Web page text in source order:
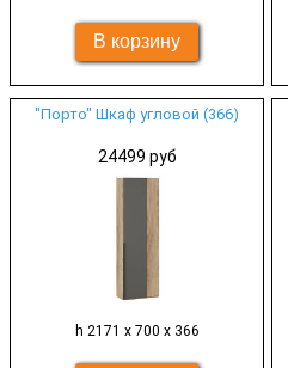
"Порто" Шкаф угловой (366)
24499 руб
h 2171 х 700 х 366